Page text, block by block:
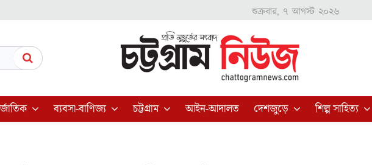
শুক্রবার, ৭ আগস্ট ২০২৬
ব্যবসা-বাণিজ্য চট্টগ্রাম আইন-আদালত দেশজুড়ে শিল্প সাহিত্য